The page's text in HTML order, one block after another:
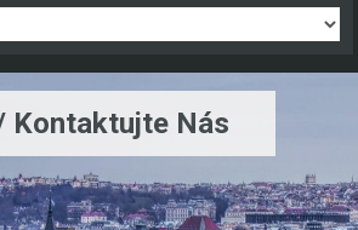
Kontaktujte Nás